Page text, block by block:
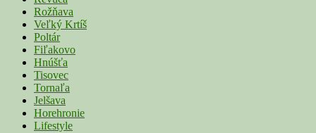
Rožňava
Veľký Krtíš
Poltár
Fiľakovo
Hnúšťa
Tisovec
Tornaľa
Jelšava
Horehronie
Lifestyle